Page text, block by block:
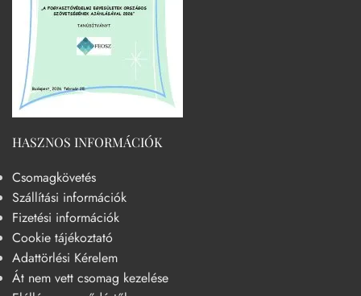
HASZNOS INFORMÁCIÓK
Csomagkövetés
Szállítási információk
Fizetési információk
Cookie tájékoztató
Adattörlési Kérelem
Át nem vett csomag kezelése